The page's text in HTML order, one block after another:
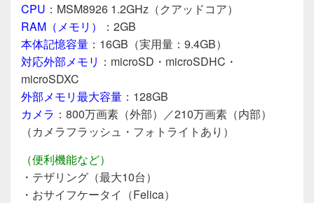
CPU ：MSM8926 1.2GHz（クアッドコア）
RAM（メモリ）
：2GB
本体記憶容量 ：16GB（実用量：9.4GB）
対応外部メモリ ：microSD・microSDHC・
microSDXC
外部メモリ最大容量 ：128GB
カメラ ：800万画素（外部）／210万画素（内部）
（カメラフラッシュ・フォトライトあり）
（便利機能など）
・テザリング（最大10台）
・おサイフケータイ（Felica）